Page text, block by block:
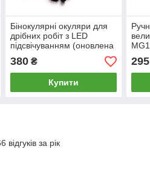
Бінокулярні окуляри для
дрібних робіт з LED
підсвічуванням (оновлена
версія)
380₴
Купити
295
за рік